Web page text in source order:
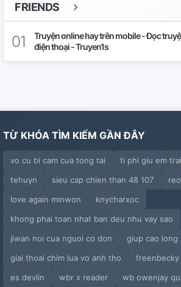
FRIENDS
Truyện online hay trên mobile - Đọc
điện thoại - Truyen1s
TỪ KHÓA TÌM KIẾM GẦN ĐÂY
vo cu bi cam cua tong tai ti phi giu em
tehuyn
sieu cap chien than 48 107
love again minwon
knycharxoc
khong phai toan nhat ban deu nhu vay sao
jiwan noi cua nguoi co don
giup cao long
giai thoai chim lua vo anh tho
freenbecky
es devlin
wbr x reader wb owenjay